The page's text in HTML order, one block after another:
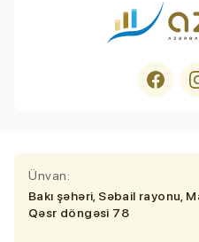
Ünvan:
Bakı şəhəri, Səbail rayonu,
Qəsr döngəsi 78